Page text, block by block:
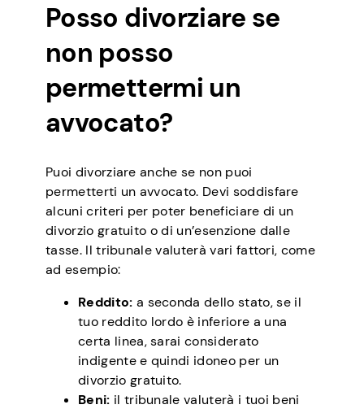
Posso divorziare se
non posso
permettermi un
avvocato?
Puoi divorziare anche se non puoi
permetterti un avvocato. Devi soddisfare
alcuni criteri per poter beneficiare di un
divorzio gratuito o di un’esenzione dalle
tasse. Il tribunale valuterà vari fattori, come
ad esempio:
Reddito: a seconda dello stato, se il
tuo reddito lordo è inferiore a una
certa linea, sarai considerato
indigente e quindi idoneo per un
divorzio gratuito.
Beni: il tribunale valuterà i tuoi beni